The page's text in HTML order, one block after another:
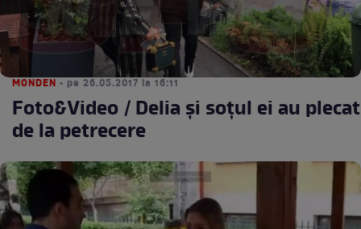
MONDEN • pe 26.05.2017 la 16:11
Foto&Video / Delia și soțul ei au plecat
de la petrecere